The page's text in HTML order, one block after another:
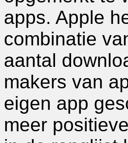
apps. Apple
combinatie
aantal
makers van
eigen app
meer